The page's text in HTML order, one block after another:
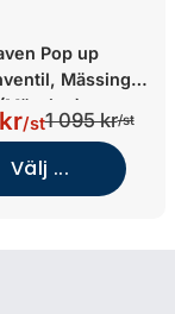
Pop up
Mässing
(Mässing)
/st1 095 kr/st
Välj ...